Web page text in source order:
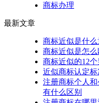
商标办理
最新文章
商标近似是什
商标近似是怎
商标近似的12
近似商标认定
注册商标个人
有什么区别